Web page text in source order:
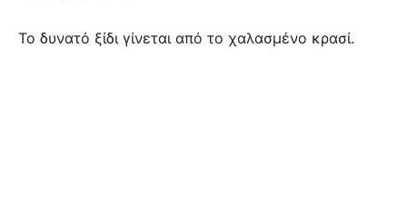
Το δυνατό ξίδι γίνεται από το χαλασμένο κρασί.